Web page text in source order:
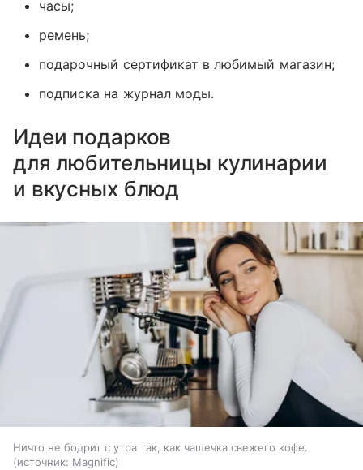
часы;
ремень;
подарочный сертификат в любимый магазин;
подписка на журнал моды.
Идеи подарков
для любительницы кулинарии
и вкусных блюд
Ничто не бодрит с утра так, как чашечка свежего кофе.
источник: Magnific